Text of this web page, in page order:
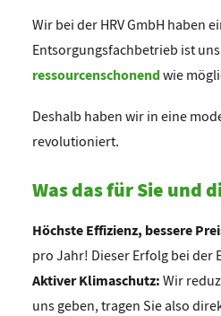
Wir bei der HRV GmbH haben
Entsorgungsfachbetrieb ist
ressourcenschonendwie
Deshalb haben wir in eine
revolutioniert.
Was das für Sie und
Höchste Effizienz, bessere
pro Jahr! Dieser Erfolg bei
Aktiver Klimaschutz: Wir
uns geben, tragen Sie also